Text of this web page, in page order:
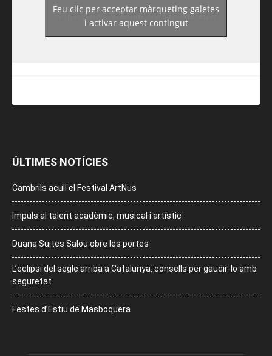
https://www.facebook.com/guiadereus/
Feu clic per acceptar màrqueting galetes
i activar aquest contingut
ÚLTIMES NOTÍCIES
Cambrils acull el Festival ArtNus
Impuls al talent acadèmic, musical i artístic
Duana Suites Salou obre les portes
L’eclipsi del segle arriba a Catalunya: consells per gaudir-lo amb
seguretat
Festes d’Estiu de Masboquera